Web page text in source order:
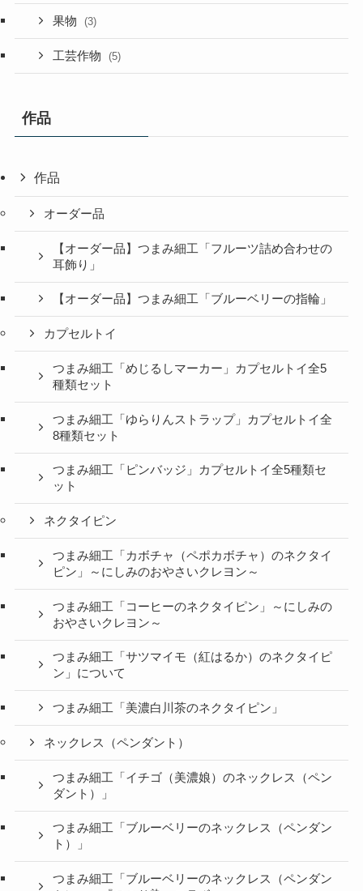
果物 (3)
工芸作物 (5)
作品
作品
オーダー品
【オーダー品】つまみ細工「フルーツ詰め合わせの
耳飾り」
【オーダー品】つまみ細工「ブルーベリーの指輪」
カプセルトイ
つまみ細工「めじるしマーカー」カプセルトイ全5
種類セット
つまみ細工「ゆらりんストラップ」カプセルトイ全
8種類セット
つまみ細工「ピンバッジ」カプセルトイ全5種類セ
ット
ネクタイピン
つまみ細工「カボチャ（ペポカボチャ）のネクタイ
ピン」～にしみのおやさいクレヨン～
つまみ細工「コーヒーのネクタイピン」～にしみの
おやさいクレヨン～
つまみ細工「サツマイモ（紅はるか）のネクタイピ
ン」について
つまみ細工「美濃白川茶のネクタイピン」
ネックレス（ペンダント）
つまみ細工「イチゴ（美濃娘）のネックレス（ペン
ダント）」
つまみ細工「ブルーベリーのネックレス（ペンダン
ト）」
つまみ細工「ブルーベリーのネックレス（ペンダン